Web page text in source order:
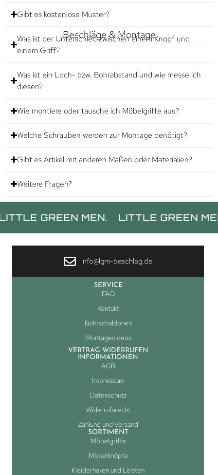
Gibt es kostenlose Muster?
Beschläge & Montage
Was ist der Unterschied zwischen einem Knopf und
einem Griff?
Was ist ein Loch- bzw. Bohrabstand und wie messe ich
diesen?
Wie montiere oder tausche ich Möbelgriffe aus?
Welche Schrauben werden zur Montage benötigt?
Gibt es Artikel mit anderen Maßen oder Materialien?
Weitere Fragen?
GREEN MEN. LITTLE GREEN MEN.
info@lgm-beschlag.de
SERVICE
FAQ
Kontakt
Bohrschablonen
Montagevideos
VERTRAG WIDERRUFEN
INFORMATIONEN
AGB
Impressum
Datenschutz
Widerrufsrecht
Zahlung und Versand
SORTIMENT
Möbelgriffe
Möbelknöpfe
Kleiderhaken und Leisten